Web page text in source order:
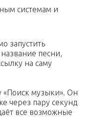
системам и
запустить
песни,
на саму
«Поиск музыки». Он
через пару секунд
все возможные